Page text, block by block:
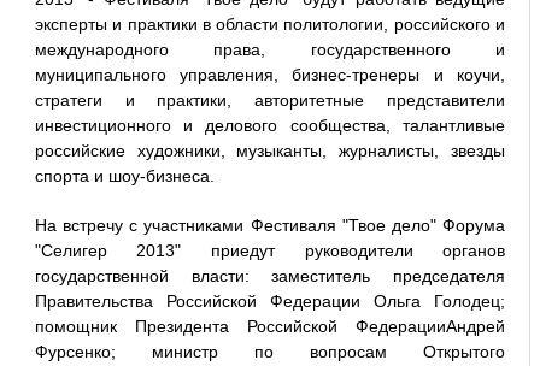
эксперты и практики в области политологии, российского и
международного права, государственного и
муниципального управления, бизнес-тренеры и коучи,
стратеги и практики, авторитетные представители
инвестиционного и делового сообщества, талантливые
российские художники, музыканты, журналисты, звезды
спорта и шоу-бизнеса.
На встречу с участниками Фестиваля "Твое дело" Форума
"Селигер 2013" приедут руководители органов
государственной власти: заместитель председателя
Правительства Российской Федерации Ольга Голодец;
помощник Президента Российской ФедерацииАндрей
Фурсенко; министр по вопросам Открытого